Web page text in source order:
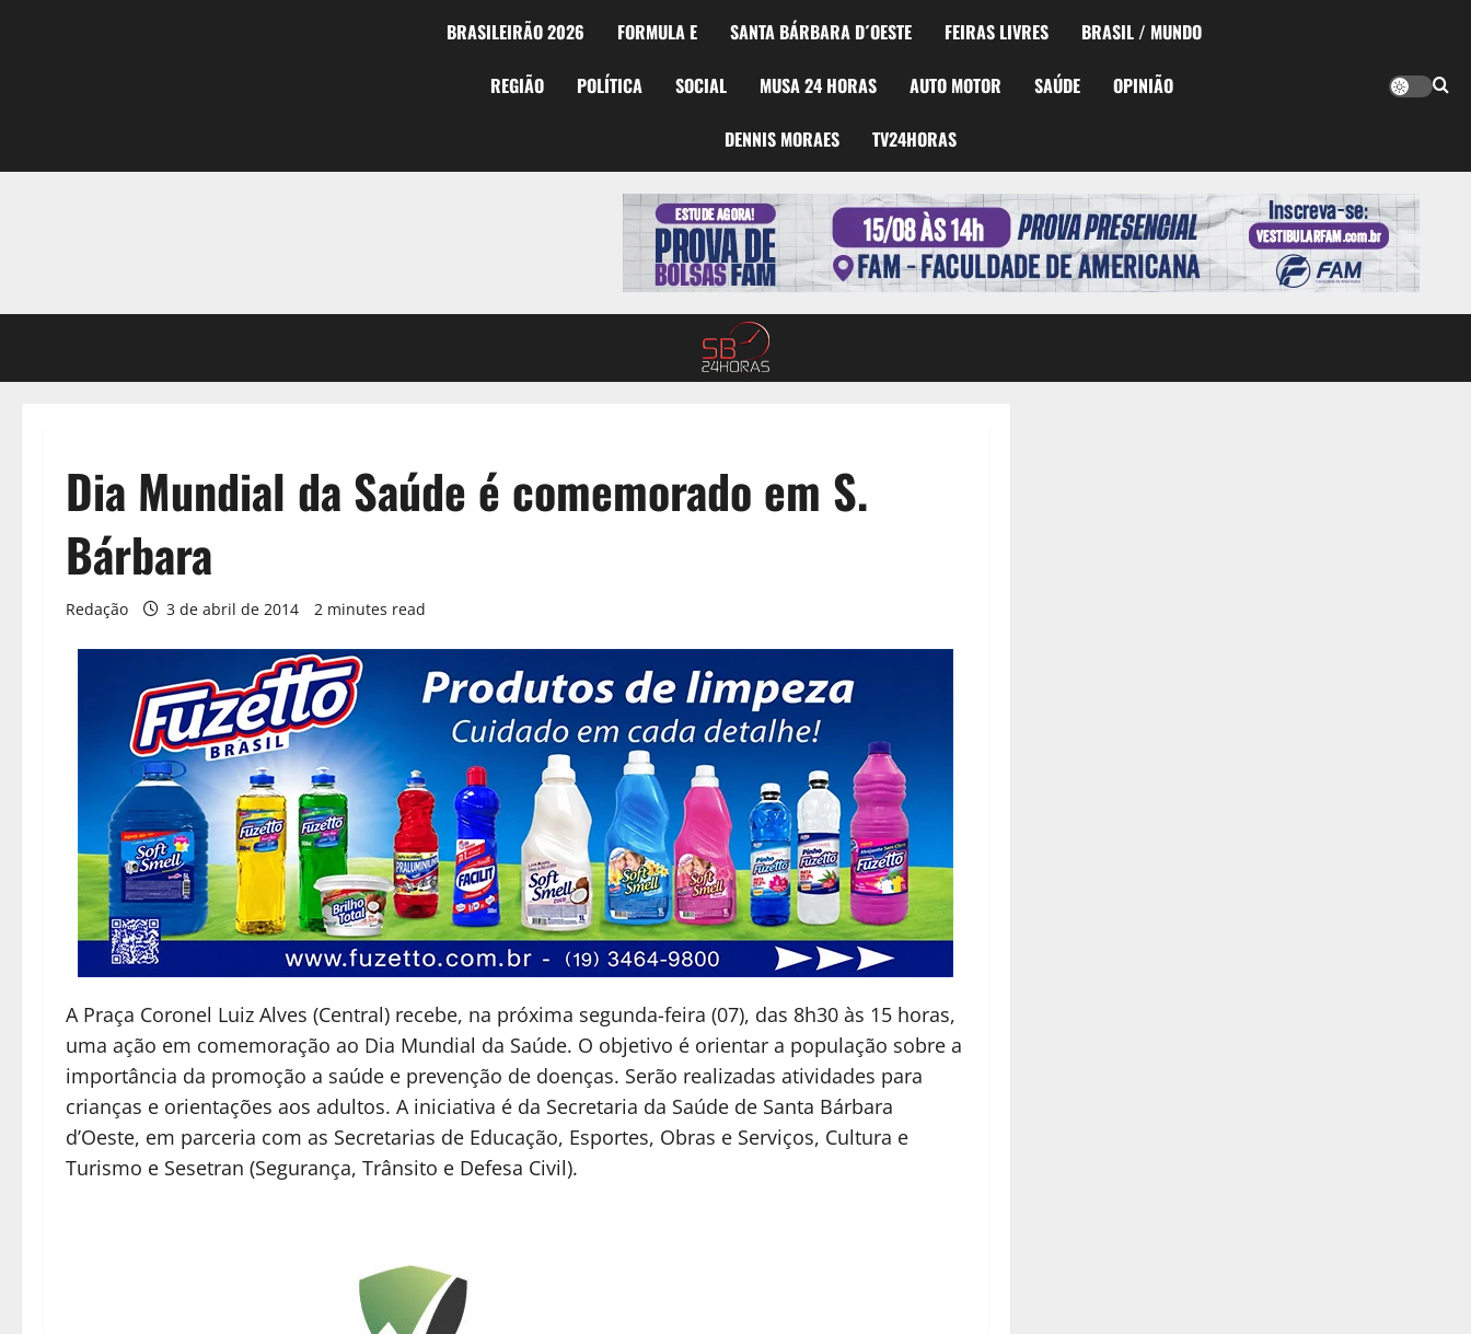
BRASILEIRÃO 2026 FORMULA E SANTA BÁRBARA D´OESTE FEIRAS LIVRES BRASIL / MUNDO
REGIÃO POLÍTICA SOCIAL MUSA 24 HORAS AUTO MOTOR SAÚDE OPINIÃO
DENNIS MORAES TV24HORAS
Dia Mundial da Saúde é comemorado em S.
Bárbara
Redação 3 de abril de 2014 2 minutes read
A Praça Coronel Luiz Alves (Central) recebe, na próxima segunda-feira (07), das 8h30 às 15 horas,
uma ação em comemoração ao Dia Mundial da Saúde. O objetivo é orientar a população sobre a
importância da promoção a saúde e prevenção de doenças. Serão realizadas atividades para
crianças e orientações aos adultos. A iniciativa é da Secretaria da Saúde de Santa Bárbara
d’Oeste, em parceria com as Secretarias de Educação, Esportes, Obras e Serviços, Cultura e
Turismo e Sesetran (Segurança, Trânsito e Defesa Civil).